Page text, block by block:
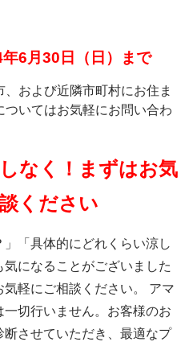
6月30日（日）まで
、および近隣市町村にお住ま
いてはお気軽にお問い合わ
なく！まずはお気
ください
」「具体的にどれくらい涼し
になることがございました
軽にご相談ください。 アマ
切行いません。お客様のお
させていただき、最適なプ